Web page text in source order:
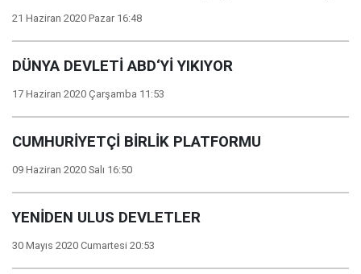
21 Haziran 2020 Pazar 16:48
DÜNYA DEVLETİ ABD‘Yİ YIKIYOR
17 Haziran 2020 Çarşamba 11:53
CUMHURİYETÇİ BİRLİK PLATFORMU
09 Haziran 2020 Salı 16:50
YENİDEN ULUS DEVLETLER
30 Mayıs 2020 Cumartesi 20:53